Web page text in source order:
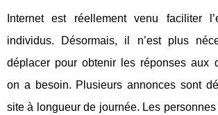
Internet est réellement venu faciliter
individus. Désormais, il n’est plus
déplacer pour obtenir les réponses aux
on a besoin. Plusieurs annonces sont
site à longueur de journée. Les